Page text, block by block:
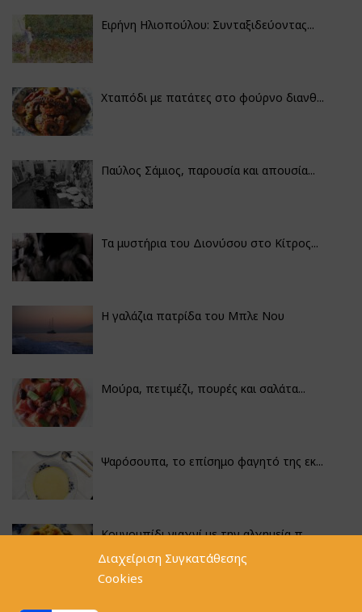
Διαχείριση Συγκατάθεσης
Cookies
Ειρήνη Ηλιοπούλου: Συνταξιδεύοντας...
Χταπόδι με πατάτες στο φούρνο διανθ...
Παύλος Σάμιος, παρουσία και απουσία...
Τα μυστήρια του Διονύσου στο Κίτρος...
Η γαλάζια πατρίδα του Μπλε Νου
Μούρα, πετιμέζι, πουρές και σαλάτα...
Ψαρόσουπα, το επίσημο φαγητό της εκ...
Κουνουπίδι γιαχνί με την αλχημεία π...